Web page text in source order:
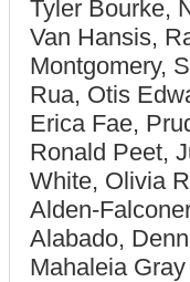
Tyler Bourke,
Van Hansis,
Montgomery,
Rua, Otis
Erica Fae,
Ronald Peet,
White, Olivia
Alden-
Alabado,
Mahaleia Gray